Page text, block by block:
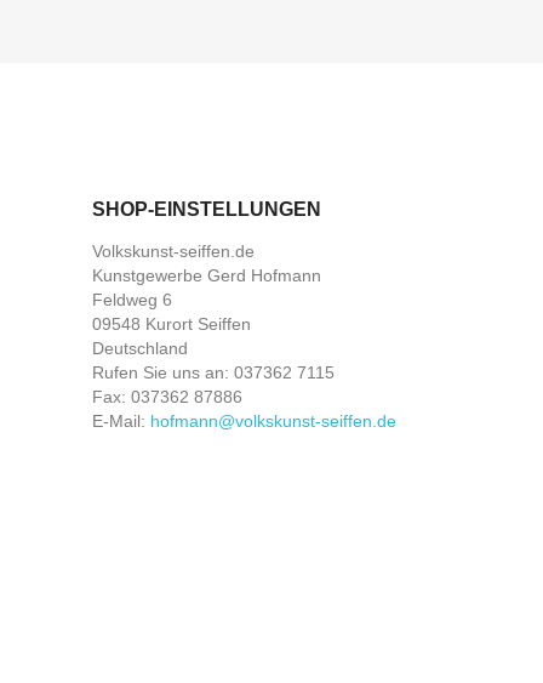
SHOP-EINSTELLUNGEN
Volkskunst-seiffen.de
Kunstgewerbe Gerd Hofmann
Feldweg 6
09548 Kurort Seiffen
Deutschland
Rufen Sie uns an: 037362 7115
Fax: 037362 87886
E-Mail: hofmann@volkskunst-seiffen.de